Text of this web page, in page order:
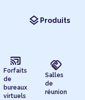
layers Produits
cast_connected
Forfaits
de
bureaux
virtuels
handshake
Salles
de
réunion